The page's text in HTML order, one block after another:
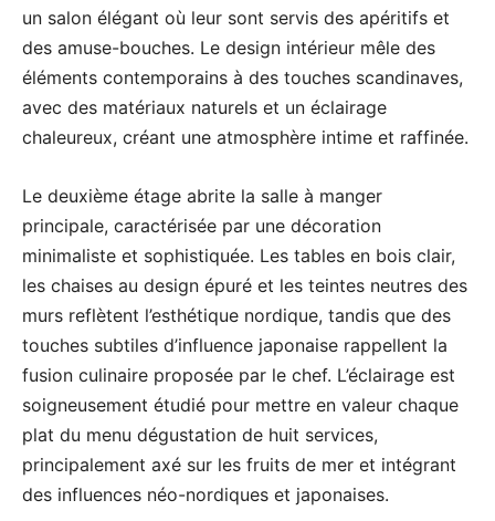
un salon élégant où leur sont servis des apéritifs et
des amuse-bouches. Le design intérieur mêle des
éléments contemporains à des touches scandinaves,
avec des matériaux naturels et un éclairage
chaleureux, créant une atmosphère intime et raffinée.
Le deuxième étage abrite la salle à manger
principale, caractérisée par une décoration
minimaliste et sophistiquée. Les tables en bois clair,
les chaises au design épuré et les teintes neutres des
murs reflètent l’esthétique nordique, tandis que des
touches subtiles d’influence japonaise rappellent la
fusion culinaire proposée par le chef. L’éclairage est
soigneusement étudié pour mettre en valeur chaque
plat du menu dégustation de huit services,
principalement axé sur les fruits de mer et intégrant
des influences néo-nordiques et japonaises.